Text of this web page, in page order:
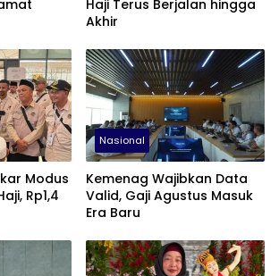
Haji Terus Berjalan hingga
Akhir
Modus
Rp1,4
Nasional
Kemenag Wajibkan Data
Valid, Gaji Agustus Masuk
Era Baru